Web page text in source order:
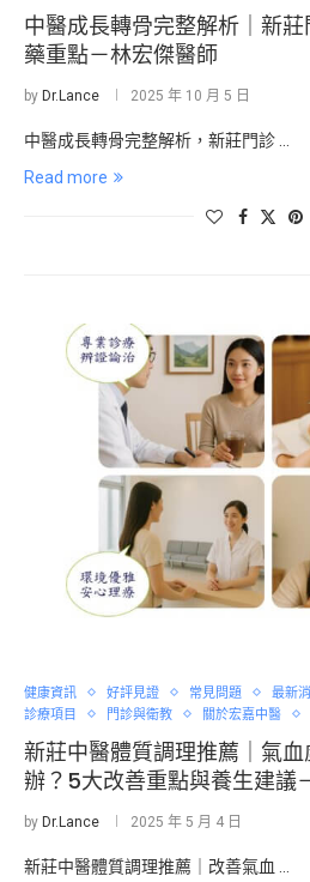
中醫成長轉骨完整解析｜新
藥重點－林宏傑醫師
by Dr.Lance 2025 年 10 月 5 日
中醫成長轉骨完整解析，新莊門診 …
Read more
健康資訊 好評見證 常見問題 最新
診療項目
門診與衛教 關於宏嘉中醫
新莊中醫體質調理推薦｜氣
辦？5大改善重點與養生建議
by Dr.Lance 2025 年 5 月 4 日
新莊中醫體質調理推薦｜改善氣血 …